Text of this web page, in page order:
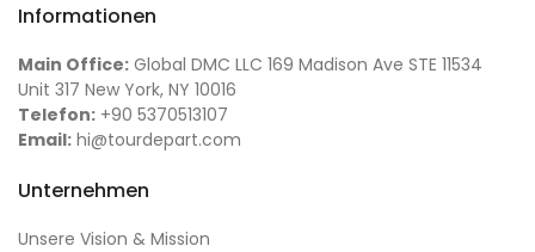
Informationen
Main Office: Global DMC LLC 169 Madison Ave STE 11534
Unit 317 New York, NY 10016
Telefon: +90 5370513107
Email: hi@tourdepart.com
Unternehmen
Unsere Vision & Mission